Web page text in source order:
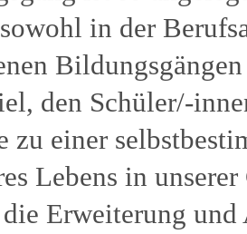
in der
den Schüler/-
zu einer
Lebens in
die Erweiterung